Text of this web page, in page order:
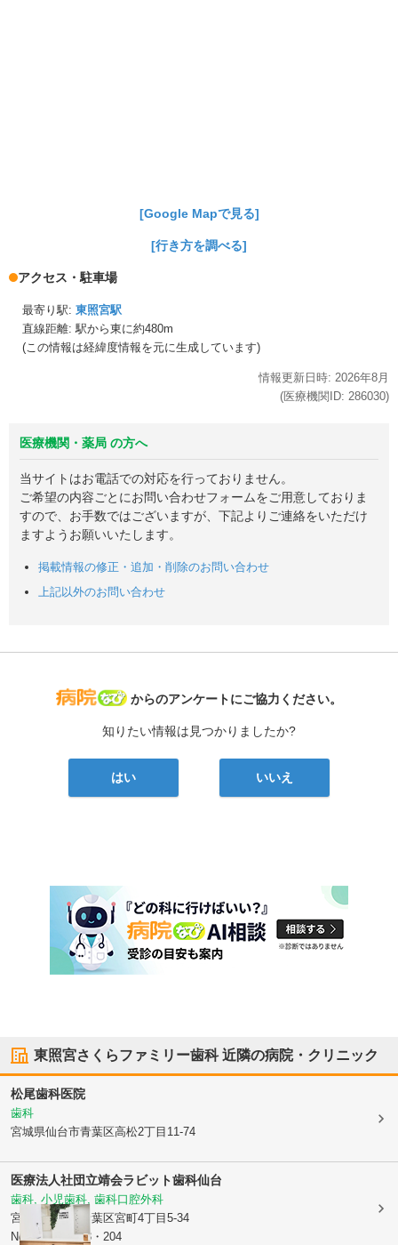
[Google Mapで見る]
[行き方を調べる]
アクセス・駐車場
最寄り駅: 東照宮駅
直線距離: 駅から東に約480m
(この情報は経緯度情報を元に生成しています)
情報更新日時: 2026年8月
(医療機関ID: 286030)
医療機関・薬局 の方へ
当サイトはお電話での対応を行っておりません。
ご希望の内容ごとにお問い合わせフォームをご用意しておりま
すので、お手数ではございますが、下記よりご連絡をいただけ
ますようお願いいたします。
掲載情報の修正・追加・削除のお問い合わせ
上記以外のお問い合わせ
病院なび
からのアンケートにご協力ください。
知りたい情報は見つかりましたか?
はい いいえ
東照宮さくらファミリー歯科近隣の病院・クリニック
松尾歯科医院
歯科
宮城県仙台市青葉区高松2丁目11-74
医療法人社団立靖会ラビット歯科仙台
歯科, 小児歯科, 歯科口腔外科
宮城県仙台市青葉区宮町4丁目5-34
Noie Sendai203・204